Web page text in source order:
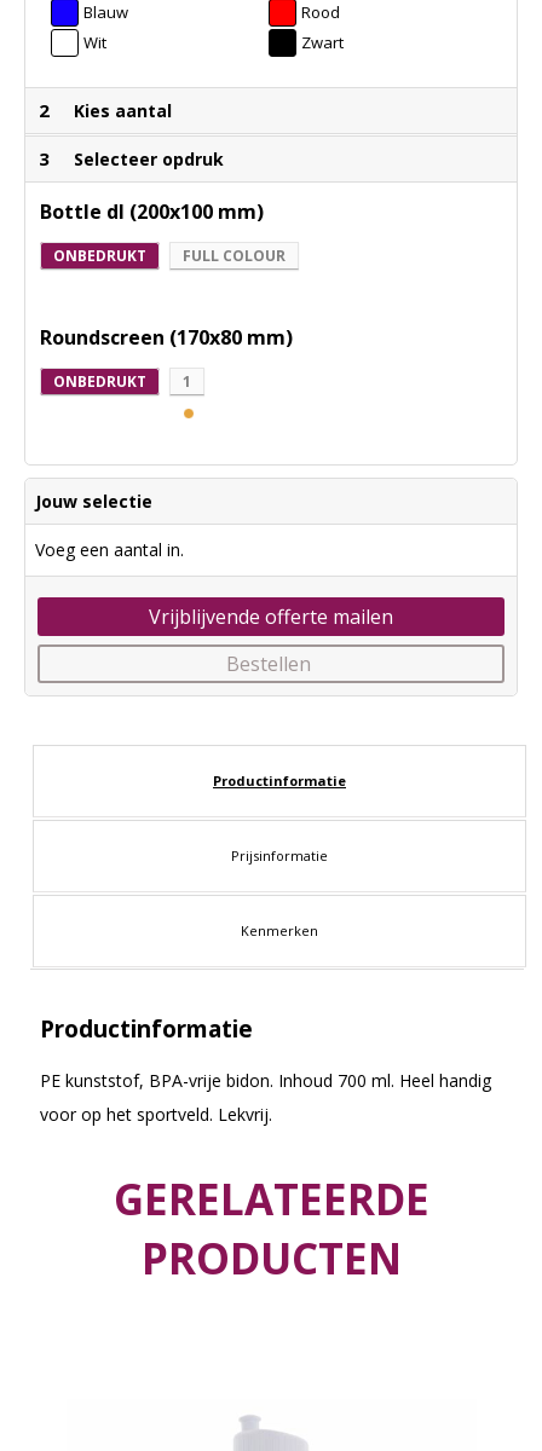
Blauw
Rood
Wit
Zwart
2 Kies aantal
3 Selecteer opdruk
Bottle dl (200x100 mm)
ONBEDRUKT FULL COLOUR
Roundscreen (170x80 mm)
ONBEDRUKT 1
Jouw selectie
Voeg een aantal in.
Vrijblijvende offerte mailen
Bestellen
Productinformatie
Prijsinformatie
Kenmerken
Productinformatie
PE kunststof, BPA-vrije bidon. Inhoud 700 ml. Heel handig
voor op het sportveld. Lekvrij.
GERELATEERDE
PRODUCTEN